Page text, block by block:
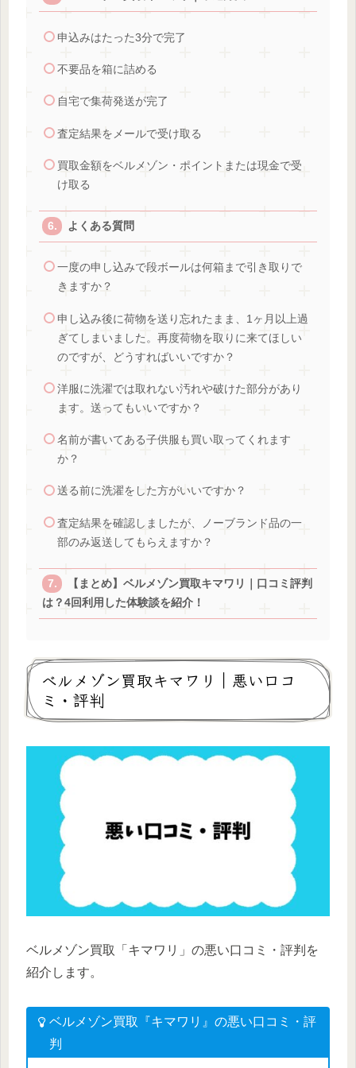
申込みはたった3分で完了
不要品を箱に詰める
自宅で集荷発送が完了
査定結果をメールで受け取る
買取金額をベルメゾン・ポイントまたは現金で受
け取る
よくある質問
一度の申し込みで段ボールは何箱まで引き取りで
きますか？
申し込み後に荷物を送り忘れたまま、1ヶ月以上過
ぎてしまいました。再度荷物を取りに来てほしい
のですが、どうすればいいですか？
洋服に洗濯では取れない汚れや破けた部分があり
ます。送ってもいいですか？
名前が書いてある子供服も買い取ってくれます
か？
送る前に洗濯をした方がいいですか？
査定結果を確認しましたが、ノーブランド品の一
部のみ返送してもらえますか？
【まとめ】ベルメゾン買取キマワリ｜口コミ評判
は？4回利用した体験談を紹介！
ベルメゾン買取キマワリ｜悪い口コ
ミ・評判
ベルメゾン買取「キマワリ」の悪い口コミ・評判を
紹介します。
ベルメゾン買取『キマワリ』の悪い口コミ・評
判